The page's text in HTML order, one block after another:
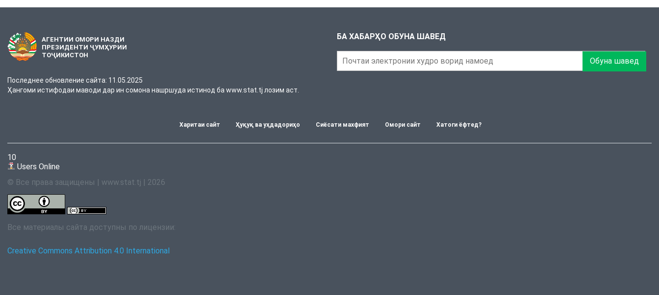
АГЕНТИИ ОМОРИ НАЗДИ
ПРЕЗИДЕНТИ ҶУМҲУРИИ
ТОҶИКИСТОН
Последнее обновление сайта: 11.05.2025
Ҳангоми истифодаи маводи дар ин сомона нашршуда истинод ба www.stat.tj лозим аст.
БА ХАБАРҲО ОБУНА ШАВЕД
Обуна шавед
Харитаи сайт Ҳуқуқ ва уҳдадориҳо Сиёсати махфият Омори сайт Хатоги ёфтед?
10
Users Online
© Все права защищены | www.stat.tj | 2026
Все материалы сайта доступны по лицензии:
Creative Commons Attribution 4.0 International